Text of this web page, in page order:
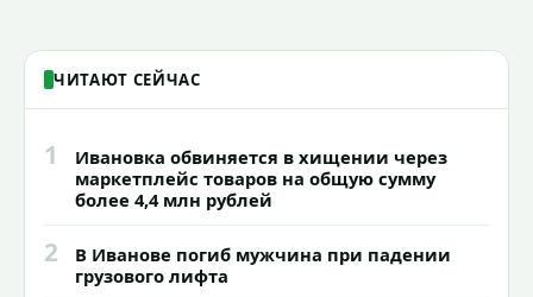
ЧИТАЮТ СЕЙЧАС
1
Ивановка обвиняется в хищении через
маркетплейс товаров на общую сумму
более 4,4 млн рублей
2
В Иванове погиб мужчина при падении
грузового лифта